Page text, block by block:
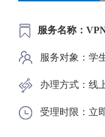
服务名称 ：
服务对象 ： 学
办理方式：线
受理时限：立